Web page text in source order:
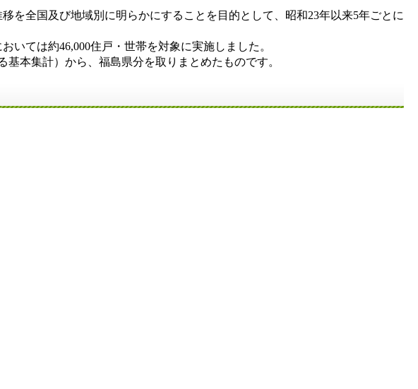
全国及び地域別に明らかにすることを目的として、昭和23年以来5年ごとに
ては約46,000住戸・世帯を対象に実施しました。
本集計）から、福島県分を取りまとめたものです。